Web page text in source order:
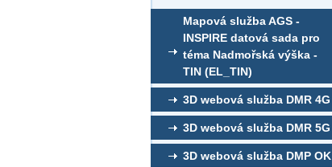
Mapová služba AGS -
INSPIRE datová sada pro
téma Nadmořská výška -
TIN (EL_TIN)
3D webová služba DMR 4G
3D webová služba DMR 5G
3D webová služba DMP OK